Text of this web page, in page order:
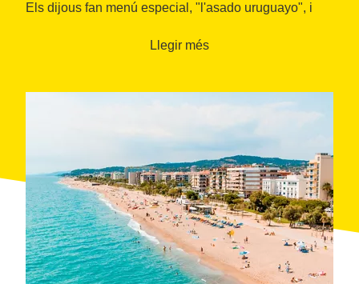
Els dijous fan menú especial, "l'asado uruguayo", i
festes i, fins i tot, casaments.
- De l'1 de maig al 19 de juny: dilluns a dijous i
- Del 20 de juny al setembre: de dilluns a dijous, i
diumenges, de 9.00 a 2.00 hores, i divendres i
dissabtes fins les 3.00 hores.
El xiringuito Escora és una empresa adherida a Costa
Barcelona, destinació amb certificació Biosphere des
del 2017.
Llegir més